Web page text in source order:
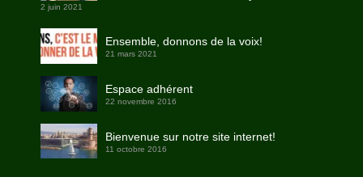
2 juin 2021
Ensemble, donnons de la voix!
21 mars 2021
Espace adhérent
22 novembre 2016
Bienvenue sur notre site internet!
11 octobre 2016